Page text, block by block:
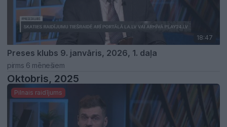
18:47
Preses klubs 9. janvāris, 2026, 1. daļa
pirms 6 mēnešiem
Oktobris, 2025
Pilnais raidījums